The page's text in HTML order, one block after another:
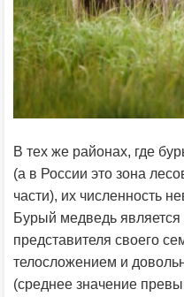
В тех же районах, где
(а в России это зона
части), их численность
Бурый медведь
представителя своего
телосложением и
(среднее значение